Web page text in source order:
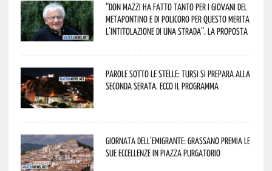
“Don Mazzi ha fatto tanto per i giovani del
Metapontino e di Policoro per questo merita
l’intitolazione di una strada”. La proposta
Parole sotto le stelle: Tursi si prepara alla
seconda serata. Ecco il programma
Giornata dell’Emigrante: Grassano premia le
sue eccellenze in Piazza Purgatorio